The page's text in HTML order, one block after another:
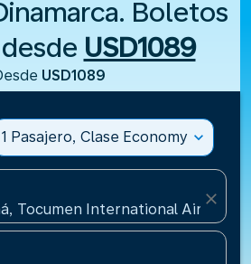
Boletos
USD1089
USD1089
1 Pasajero, Clase Economy expand_more
Tocumen International
close